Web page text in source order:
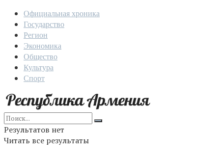
Официальная хроника
Государство
Регион
Экономика
Общество
Культура
Спорт
Результатов нет
Читать все результаты